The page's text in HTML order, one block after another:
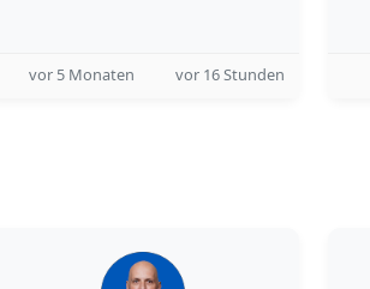
vor 5 Monaten vor 16 Stunden